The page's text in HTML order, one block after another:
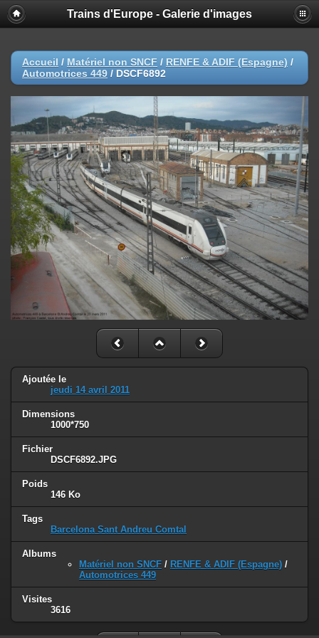
Trains d'Europe - Galerie d'images
Accueil / Matériel non SNCF / RENFE & ADIF (Espagne) /
Automotrices 449 / DSCF6892
Ajoutée le
jeudi 14 avril 2011
Dimensions
1000*750
Fichier
DSCF6892.JPG
Poids
146 Ko
Tags
Barcelona Sant Andreu Comtal
Albums
Matériel non SNCF / RENFE & ADIF (Espagne) /
Automotrices 449
Visites
3616